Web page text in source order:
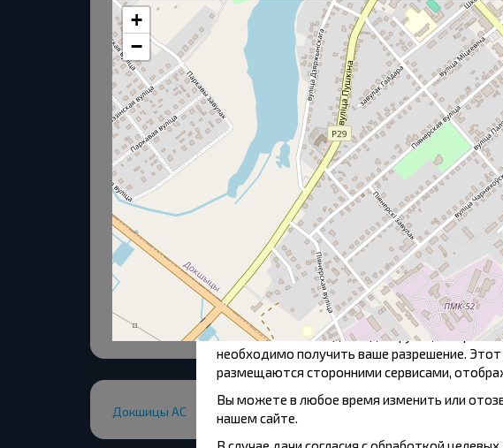
+
−
Докшицы АС
Согласие
Для обеспечения удобства пользователей
Отклонить
«Куки» — это небольшие текстовые файлы,
работы пользователей. В законе говорится,
абсолютно необходимы для
необходимо получить ваше разрешение.
размещаются сторонними сервисами,
Вы можете в любое время изменить или
нашем сайте.
В случае дачи согласия с обработкой